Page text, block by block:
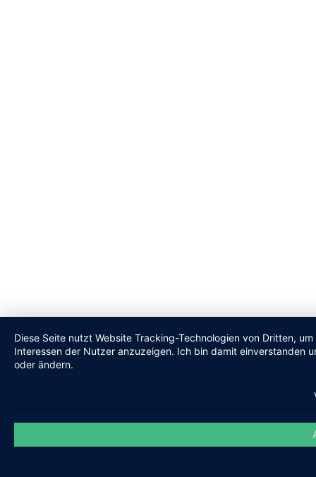
Diese Seite nutzt Website Tracking-Technologien von Dritten,
Interessen der Nutzer anzuzeigen. Ich bin damit einverstanden
oder ändern.